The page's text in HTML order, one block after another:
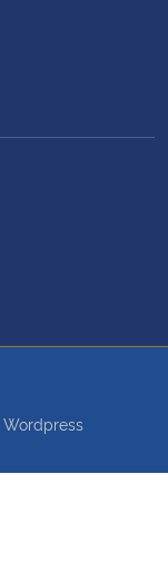
Wordpress